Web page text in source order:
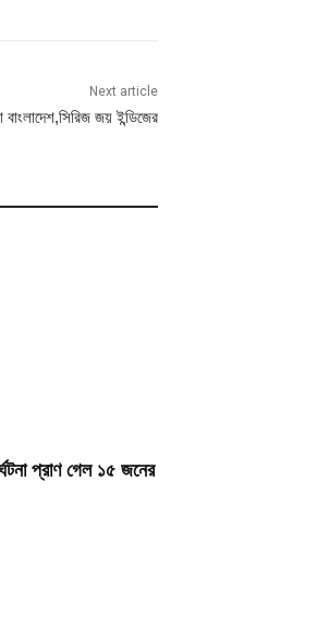
Next article
বাংলাদেশ,সিরিজ জয় ইন্ডিজের
প্রাণ গেল ১৫ জনের